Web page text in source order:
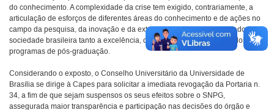
do conhecimento. A complexidade da crise tem exigido, contrariamente, a
articulação de esforços de diferentes áreas do conhecimento e de ações no
campo da pesquisa, da inovação e da extensão. Tem também revelado à
sociedade brasileira tanto a excelência, quanto a inserção regional dos
programas de pós-graduação.
Considerando o exposto, o Conselho Universitário da Universidade de
Brasília se dirige à Capes para solicitar a imediata revogação da Portaria n.
34, a fim de que sejam suspensos os seus efeitos sobre o SNPG,
assegurada maior transparência e participação nas decisões do órgão e